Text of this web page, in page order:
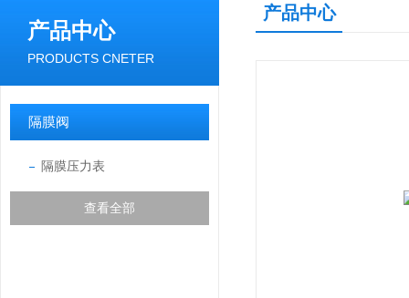
产品中心
PRODUCTS CNETER
隔膜阀
隔膜压力表
查看全部
产品中心